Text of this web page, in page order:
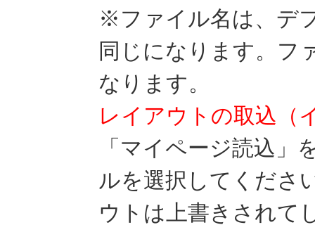
※ファイル名は、デ
同じになります。フ
なります。
レイアウトの取込（
「マイページ読込
ルを選択してくださ
ウトは上書きされて